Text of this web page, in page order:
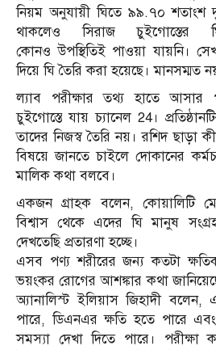
নিয়ম অনুযায়ী ঘিতে ৯৯.৭০ শতাংশ
থাকলেও সিরাজ চুইগোস্তের
কোনও উপস্থিতিই পাওয়া যায়নি।
দিয়ে ঘি তৈরি করা হয়েছে। মানসম্মত
ল্যাব পরীক্ষার তথ্য হাতে আসার
চুইগোস্তে যায় চ্যানেল 24।
তাদের নিজস্ব তৈরি নয়। রশিদ ছাড়া
বিষয়ে জানতে চাইলে দোকানের
মালিক কথা বলবে।
একজন গ্রাহক বলেন, কোয়ালিটি
বিশ্বাস থেকে এদের ঘি মানুষ
দেখতেছি প্রতারণা হচ্ছে।
এসব পণ্য শরীরের জন্য কতটা
ভয়ংকর রোগের আশঙ্কার কথা
অ্যানালিস্ট ইলিয়াস জিহাদী বলেন,
পারে, ডিএনএর ক্ষতি হতে পারে
সমস্যা দেখা দিতে পারে। পরীক্ষা